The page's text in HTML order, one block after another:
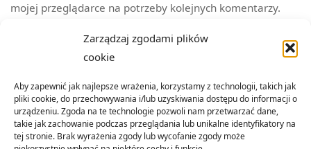
Zarządzaj zgodami plików
cookie
Aby zapewnić jak najlepsze wrażenia, korzystamy z technologii, takich jak
pliki cookie, do przechowywania i/lub uzyskiwania dostępu do informacji o
urządzeniu. Zgoda na te technologie pozwoli nam przetwarzać dane,
takie jak zachowanie podczas przeglądania lub unikalne identyfikatory na
tej stronie. Brak wyrażenia zgody lub wycofanie zgody może
mojej przeglądarce na potrzeby kolejnych komentarzy.